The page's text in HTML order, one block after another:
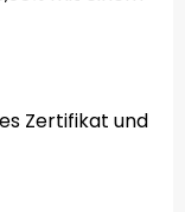
Zertifikat und